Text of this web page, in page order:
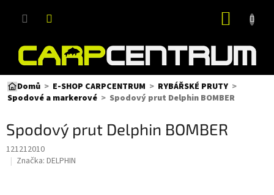
Domů E-SHOP CARPCENTRUM
RYBÁŘSKÉ PRUTY
Spodové a markerové
Spodový prut Delphin BOMBER
Spodový prut Delphin BOMBER
121212010
Značka: DELPHIN